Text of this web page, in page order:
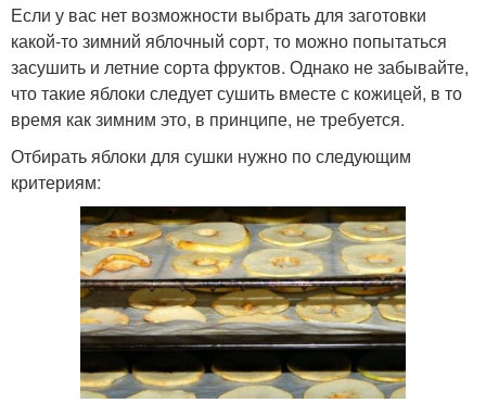
Если у вас нет возможности выбрать для заготовки
какой-то зимний яблочный сорт, то можно попытаться
засушить и летние сорта фруктов. Однако не забывайте,
что такие яблоки следует сушить вместе с кожицей, в то
время как зимним это, в принципе, не требуется.
Отбирать яблоки для сушки нужно по следующим
критериям: